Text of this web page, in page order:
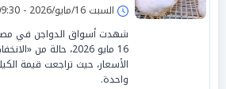
السبت 16/مايو/2026 - 09:30 ص
شهدت أسواق الدواجن في مصر
16 مايو 2026، حالة
واحدة.